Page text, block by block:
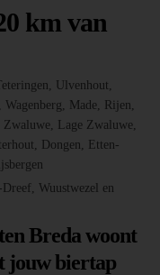
km van
Ulvenhout,
Made, Rijen,
Lage Zwaluwe,
Dongen, Etten-
Wuustwezel en
Breda woont
jouw biertap